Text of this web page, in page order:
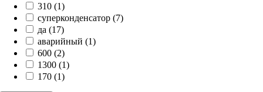
310 (1)
суперконденсатор (7)
да (17)
аварийный (1)
600 (2)
1300 (1)
170 (1)